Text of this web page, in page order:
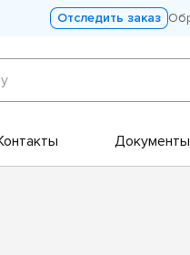
Отследить заказ
Документы